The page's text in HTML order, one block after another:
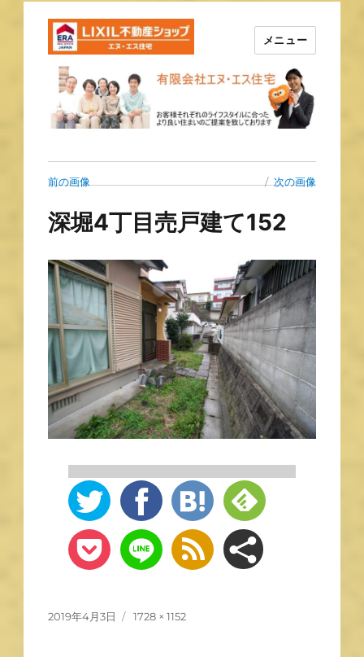
長崎の不動産はエヌ・エス住宅
で！！
メニュー
前の画像 次の画像
深堀4丁目売戸建て152
2019年4月3日 1728 × 1152